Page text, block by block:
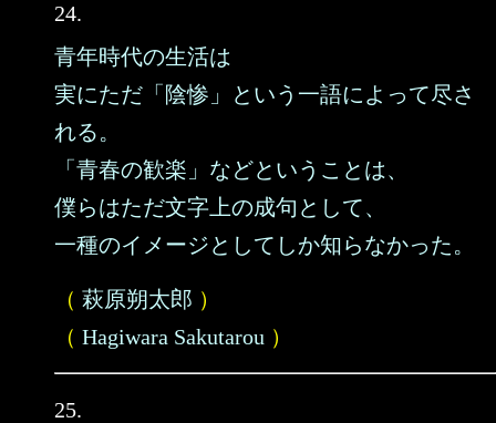
24.
青年時代の生活は
実にただ「陰惨」という一語によって尽さ
れる。
「青春の歓楽」などということは、
僕らはただ文字上の成句として、
一種のイメージとしてしか知らなかった。
（ 萩原朔太郎 ）
（ Hagiwara Sakutarou ）
25.